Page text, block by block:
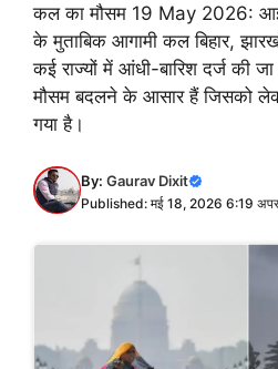
कल का मौसम 19 May 2026:
के मुताबिक आगामी कल बिहार,
कई राज्यों में आंधी-बारिश दर्ज की
मौसम बदलने के आसार हैं जिसको
गया है।
By: Gaurav Dixit
Published: मई 18, 2026 6:19